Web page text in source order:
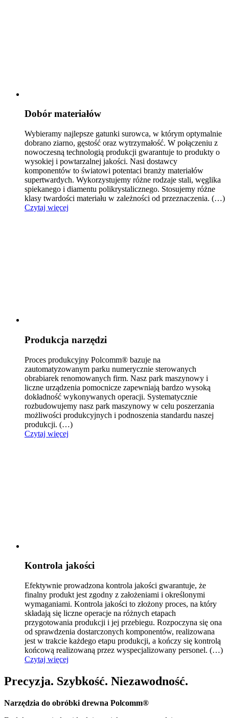
Dobór materiałów
Wybieramy najlepsze gatunki surowca, w którym optymalnie
dobrano ziarno, gęstość oraz wytrzymałość. W połączeniu z
nowoczesną technologią produkcji gwarantuje to produkty o
wysokiej i powtarzalnej jakości. Nasi dostawcy
komponentów to światowi potentaci branży materiałów
supertwardych. Wykorzystujemy różne rodzaje stali, węglika
spiekanego i diamentu polikrystalicznego. Stosujemy różne
klasy twardości materiału w zależności od przeznaczenia. (…)
Czytaj więcej
Produkcja narzędzi
Proces produkcyjny Polcomm® bazuje na
zautomatyzowanym parku numerycznie sterowanych
obrabiarek renomowanych firm. Nasz park maszynowy i
liczne urządzenia pomocnicze zapewniają bardzo wysoką
dokładność wykonywanych operacji. Systematycznie
rozbudowujemy nasz park maszynowy w celu poszerzania
możliwości produkcyjnych i podnoszenia standardu naszej
produkcji. (…)
Czytaj więcej
Kontrola jakości
Efektywnie prowadzona kontrola jakości gwarantuje, że
finalny produkt jest zgodny z założeniami i określonymi
wymaganiami. Kontrola jakości to złożony proces, na który
składają się liczne operacje na różnych etapach
przygotowania produkcji i jej przebiegu. Rozpoczyna się ona
od sprawdzenia dostarczonych komponentów, realizowana
jest w trakcie każdego etapu produkcji, a kończy się kontrolą
końcową realizowaną przez wyspecjalizowany personel. (…)
Czytaj więcej
Precyzja. Szybkość. Niezawodność.
Narzędzia do obróbki drewna Polcomm®